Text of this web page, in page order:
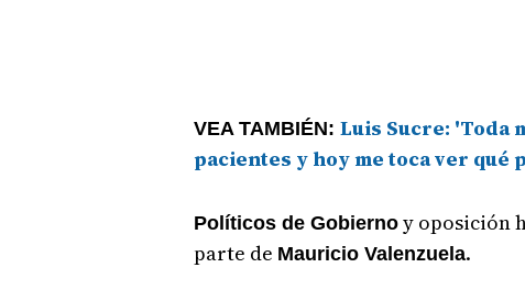
VEA TAMBIÉN: Luis Sucre: 'Toda
pacientes y hoy me toca ver qué
Políticos de Gobiernoy oposición
parte de Mauricio Valenzuela.